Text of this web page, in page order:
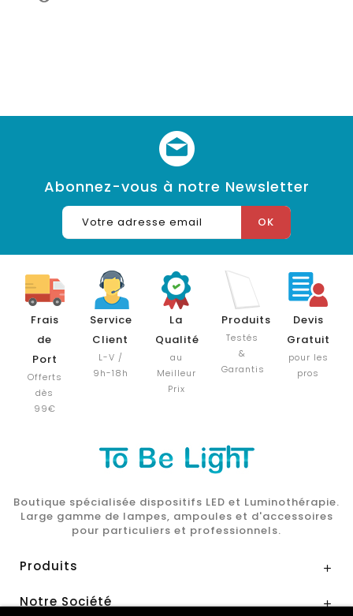
Abonnez-vous à notre Newsletter
Frais
de
Port
Offerts
dès
99€
Service
Client
L-V /
9h-18h
La
Qualité
au
Meilleur
Prix
Produits
Testés
&
Garantis
Devis
Gratuit
pour les
pros
Boutique spécialisée dispositifs LED et Luminothérapie.
Large gamme de lampes, ampoules et d'accessoires
pour particuliers et professionnels.
Produits 
Notre Société 